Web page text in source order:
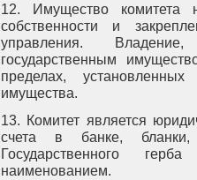
12. Имущество комитета
собственности и
управления.
государственным
пределах,
имущества.
13. Комитет является
счета в банке,
Государственного
наименованием.